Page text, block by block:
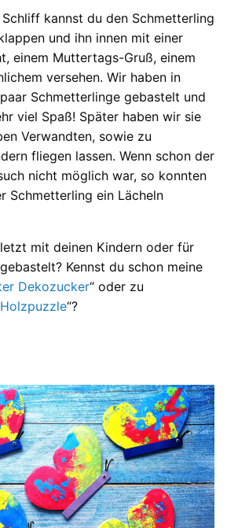
kannst du den Schmetterling
und ihn innen mit einer
einem Muttertags-Gruß, einem
versehen. Wir haben in
Schmetterlinge gebastelt und
viel Spaß! Später haben wir sie
Verwandten, sowie zu
fliegen lassen. Wenn schon der
nicht möglich war, so konnten
Schmetterling ein Lächeln
mit deinen Kindern oder für
Kennst du schon meine
Dekozucker“ oder zu
“?